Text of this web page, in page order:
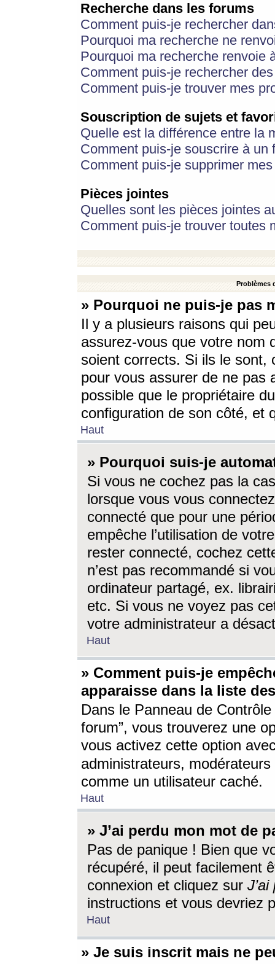
Recherche dans les forums
Comment puis-je rechercher
Pourquoi ma recherche ne
Pourquoi ma recherche renvoie
Comment puis-je rechercher
Comment puis-je trouver mes
Souscription de sujets et
Quelle est la différence entre la
Comment puis-je souscrire à
Comment puis-je supprimer
Pièces jointes
Quelles sont les pièces jointes
Comment puis-je trouver toutes
Problèmes
» Pourquoi ne puis-je pas
Il y a plusieurs raisons qui
assurez-vous que votre nom
soient corrects. Si ils le sont,
pour vous assurer de ne pas
possible que le propriétaire
configuration de son côté, et
Haut
» Pourquoi suis-je
Si vous ne cochez pas la
lorsque vous vous
connecté que pour une
empêche l’utilisation de
rester connecté, cochez
n’est pas recommandé si
ordinateur partagé, ex.
etc. Si vous ne voyez pas
votre administrateur a
Haut
» Comment puis-je
apparaisse dans la liste
Dans le Panneau de
forum”, vous trouverez une
vous activez cette option
administrateurs,
comme un utilisateur caché.
Haut
» J’ai perdu mon mot de
Pas de panique ! Bien que
récupéré, il peut facilement
connexion et cliquez sur
instructions et vous devriez
Haut
» Je suis inscrit mais ne